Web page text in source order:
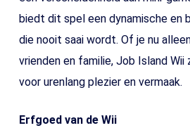
biedt dit spel een dynamische en
die nooit saai wordt. Of je nu
vrienden en familie, Job Island
voor urenlang plezier en vermaak.
Erfgoed van de Wii